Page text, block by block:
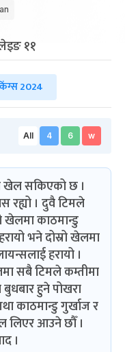
११
2024
All 4 6 w
खेल सकिएको छ ।
। दुवै टिमले
खेलमा काठमान्डु
भने दोस्रो खेलमा
हरायो ।
सबै टिमले कम्तीमा
हुने पोखरा
काठमान्डु गुर्खाज र
लिएर आउने छौँ ।
।